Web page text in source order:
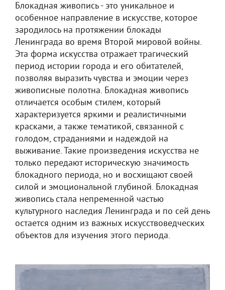
Блокадная живопись - это уникальное и
особенное направление в искусстве, которое
зародилось на протяжении блокады
Ленинграда во время Второй мировой войны.
Эта форма искусства отражает трагический
период истории города и его обитателей,
позволяя выразить чувства и эмоции через
живописные полотна. Блокадная живопись
отличается особым стилем, который
характеризуется яркими и реалистичными
красками, а также тематикой, связанной с
голодом, страданиями и надеждой на
выживание. Такие произведения искусства не
только передают историческую значимость
блокадного периода, но и восхищают своей
силой и эмоциональной глубиной. Блокадная
живопись стала непременной частью
культурного наследия Ленинграда и по сей день
остается одним из важных искусствоведческих
объектов для изучения этого периода.